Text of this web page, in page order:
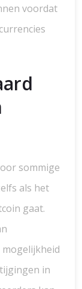
voordat
sommige
als het
gaat.
in